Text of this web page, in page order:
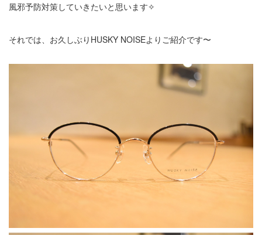
風邪予防対策していきたいと思います✧
それでは、お久しぶりHUSKY NOISEよりご紹介です〜